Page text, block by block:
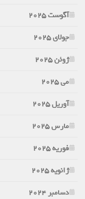
آگوست 2025
جولای 2025
ژوئن 2025
می 2025
آوریل 2025
مارس 2025
فوریه 2025
ژانویه 2025
دسامبر 2024